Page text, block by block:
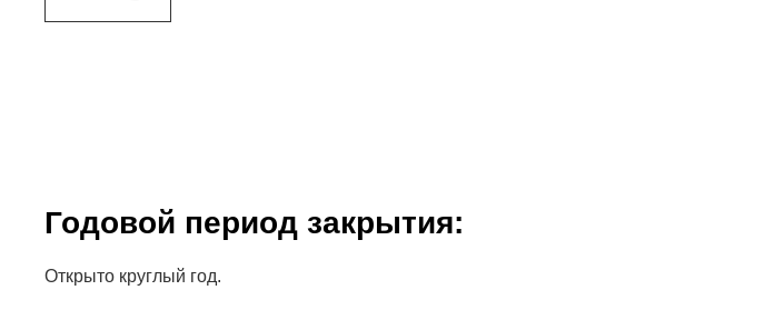
Годовой период закрытия:
Открыто круглый год.